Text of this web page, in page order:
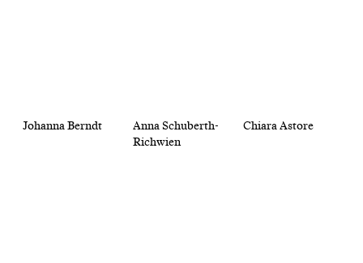
Johanna Berndt
Anna Schuberth-
Richwien
Chiara Astore